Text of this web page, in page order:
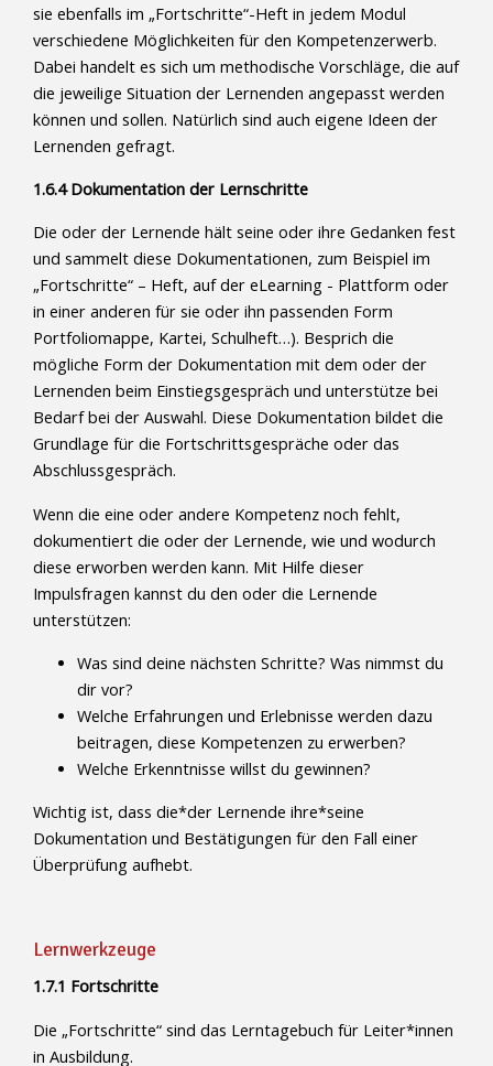
sie ebenfalls im „Fortschritte“-Heft in jedem Modul
verschiedene Möglichkeiten für den Kompetenzerwerb.
Dabei handelt es sich um methodische Vorschläge, die auf
die jeweilige Situation der Lernenden angepasst werden
können und sollen. Natürlich sind auch eigene Ideen der
Lernenden gefragt.
1.6.4 Dokumentation der Lernschritte
Die oder der Lernende hält seine oder ihre Gedanken fest
und sammelt diese Dokumentationen, zum Beispiel im
„Fortschritte“ – Heft, auf der eLearning - Plattform oder
in einer anderen für sie oder ihn passenden Form
Portfoliomappe, Kartei, Schulheft…). Besprich die
mögliche Form der Dokumentation mit dem oder der
Lernenden beim Einstiegsgespräch und unterstütze bei
Bedarf bei der Auswahl. Diese Dokumentation bildet die
Grundlage für die Fortschrittsgespräche oder das
Abschlussgespräch.
Wenn die eine oder andere Kompetenz noch fehlt,
dokumentiert die oder der Lernende, wie und wodurch
diese erworben werden kann. Mit Hilfe dieser
Impulsfragen kannst du den oder die Lernende
unterstützen:
Was sind deine nächsten Schritte? Was nimmst du
dir vor?
Welche Erfahrungen und Erlebnisse werden dazu
beitragen, diese Kompetenzen zu erwerben?
Welche Erkenntnisse willst du gewinnen?
Wichtig ist, dass die*der Lernende ihre*seine
Dokumentation und Bestätigungen für den Fall einer
Überprüfung aufhebt.
Lernwerkzeuge
1.7.1 Fortschritte
Die „Fortschritte“ sind das Lerntagebuch für Leiter*innen
in Ausbildung.